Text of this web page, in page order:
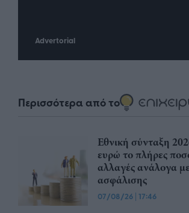
Advertorial
Περισσότερα από το
Εθνική σύνταξη
ευρώ το πλήρες
αλλαγές ανάλογα
ασφάλισης
07/08/26 | 17:46